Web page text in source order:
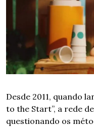
Desde 2011, quando
to the Start”, a rede
questionando os